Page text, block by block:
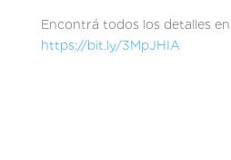
Encontrá todos los detalles
https://bit.ly/3MpJHIA